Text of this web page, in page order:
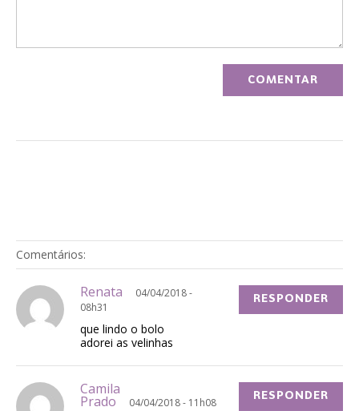
Comentários:
Renata
04/04/2018 -
08h31
que lindo o bolo
adorei as velinhas
RESPONDER
Camila
Prado 04/04/2018 - 11h08 RESPONDER